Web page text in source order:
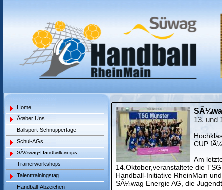
Home
Ãœber Uns
Ballsport-Schnuppertage
Schul-AGs
SÃ¼wag-Handballcamps
Trainerworkshops
Talenttrainingstag
Handball-Abzeichen
13. und
CUP
Am
14.Oktober,veranstaltete die
Handball-Initiative RheinMain
SÃ¼wag Energie AG, die